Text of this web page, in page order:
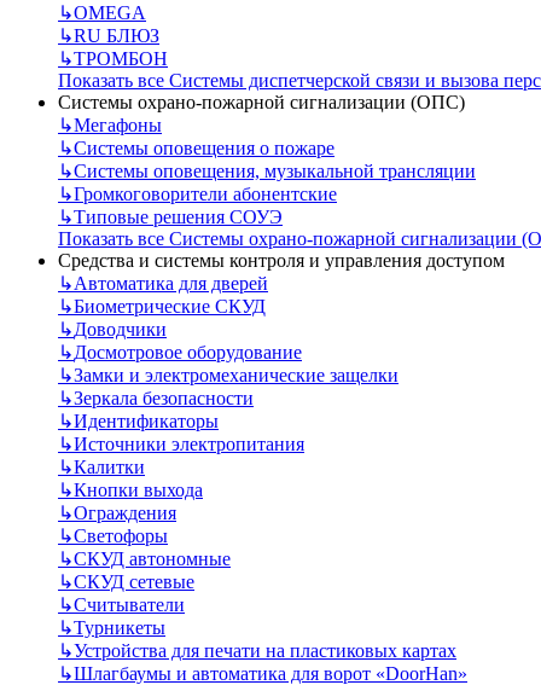
↳OMEGA
↳RU БЛЮЗ
↳ТРОМБОН
Показать все Системы диспетчерской связи и вызова
Системы охрано-пожарной сигнализации (ОПС)
↳Мегафоны
↳Системы оповещения о пожаре
↳Системы оповещения, музыкальной трансляции
↳Громкоговорители абонентские
↳Типовые решения СОУЭ
Показать все Системы охрано-пожарной сигнализации
Средства и системы контроля и управления доступом
↳Автоматика для дверей
↳Биометрические СКУД
↳Доводчики
↳Досмотровое оборудование
↳Замки и электромеханические защелки
↳Зеркала безопасности
↳Идентификаторы
↳Источники электропитания
↳Калитки
↳Кнопки выхода
↳Ограждения
↳Светофоры
↳СКУД автономные
↳СКУД сетевые
↳Считыватели
↳Турникеты
↳Устройства для печати на пластиковых картах
↳Шлагбаумы и автоматика для ворот «DoorHan»